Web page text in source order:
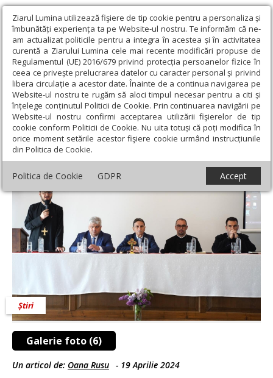
Ziarul Lumina utilizează fişiere de tip cookie pentru a personaliza și
îmbunătăți experiența ta pe Website-ul nostru. Te informăm că ne-
am actualizat politicile pentru a integra în acestea și în activitatea
curentă a Ziarului Lumina cele mai recente modificări propuse de
Regulamentul (UE) 2016/679 privind protecția persoanelor fizice în
ceea ce privește prelucrarea datelor cu caracter personal și privind
libera circulație a acestor date. Înainte de a continua navigarea pe
Website-ul nostru te rugăm să aloci timpul necesar pentru a citi și
înțelege conținutul Politicii de Cookie. Prin continuarea navigării pe
Website-ul nostru confirmi acceptarea utilizării fişierelor de tip
cookie conform Politicii de Cookie. Nu uita totuși că poți modifica în
orice moment setările acestor fişiere cookie urmând instrucțiunile
din Politica de Cookie.
Politica de Cookie GDPR Accept
Ziarul Lumina › Actualitate religioasă › Știri › Evenimentul
„Patrimoniul cultural religios: «Un trecut pentru viitor»” la Alba Iulia
Evenimentul „Patrimoniul cultural religios:
«Un trecut pentru viitor»” la Alba Iulia
Galerie foto (6)
Știri
Un articol de: Oana Rusu - 19 Aprilie 2024